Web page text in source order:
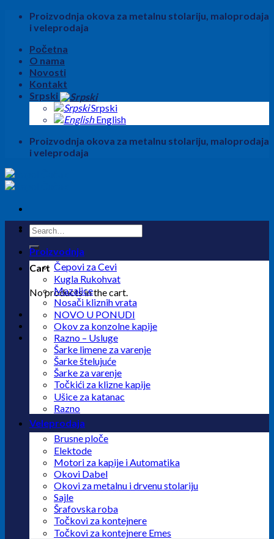
Skip
Proizvodnja okova za metalnu stolariju, maloprodaja
i veleprodaja
Početna
O nama
Novosti
Kontakt
Srpski
Srpski
English
Proizvodnja okova za metalnu stolariju, maloprodaja
i veleprodaja
Search
for:
Cart
No products in the cart.
Proizvodnja
Čepovi za Cevi
Kugla Rukohvat
Mazalice
Nosači kliznih vrata
NOVO U PONUDI
Okov za konzolne kapije
Razno – Usluge
Šarke limene za varenje
Šarke štelujuće
Šarke za varenje
Točkići za klizne kapije
Ušice za katanac
Razno
Veleprodaja
Brusne ploče
Elektode
Motori za kapije i Automatika
Okovi Dabel
Okovi za metalnu i drvenu stolariju
Sajle
Šrafovska roba
Točkovi za kontejnere
Točkovi za kontejnere Emes